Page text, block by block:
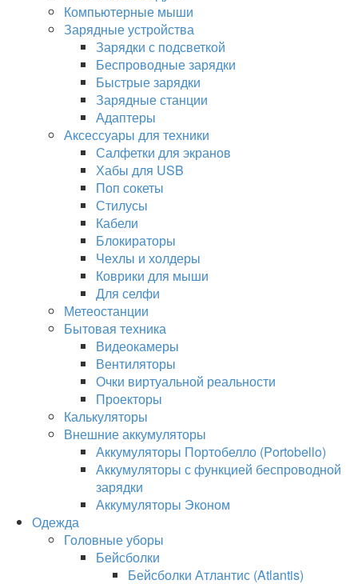
Компьютерные мыши
Зарядные устройства
Зарядки с подсветкой
Беспроводные зарядки
Быстрые зарядки
Зарядные станции
Адаптеры
Аксессуары для техники
Салфетки для экранов
Хабы для USB
Поп сокеты
Стилусы
Кабели
Блокираторы
Чехлы и холдеры
Коврики для мыши
Для селфи
Метеостанции
Бытовая техника
Видеокамеры
Вентиляторы
Очки виртуальной реальности
Проекторы
Калькуляторы
Внешние аккумуляторы
Аккумуляторы Портобелло (Portobello)
Аккумуляторы с функцией беспроводной
зарядки
Аккумуляторы Эконом
Одежда
Головные уборы
Бейсболки
Бейсболки Атлантис (Atlantis)